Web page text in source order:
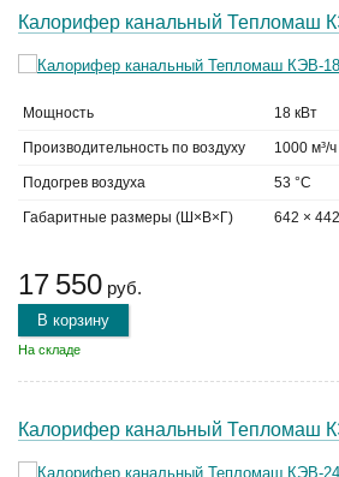
Калорифер канальный Тепломаш
Мощность 18 кВт
Производительность по воздуху 1000 м³/ч
Подогрев воздуха 53 °C
Габаритные размеры (Ш×В×Г) 642 ×
17 550 руб.
В корзину
На складе
Калорифер канальный Тепломаш